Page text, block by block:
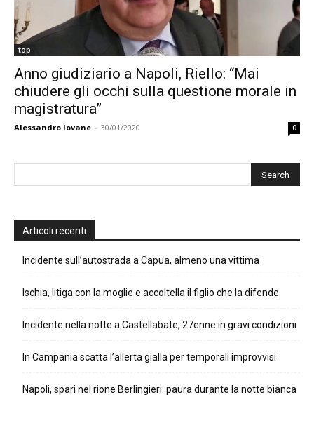
top
Anno giudiziario a Napoli, Riello: “Mai
chiudere gli occhi sulla questione morale in
magistratura”
Alessandro Iovane - 30/01/2020 0
Articoli recenti
Incidente sull’autostrada a Capua, almeno una vittima
Ischia, litiga con la moglie e accoltella il figlio che la difende
Incidente nella notte a Castellabate, 27enne in gravi condizioni
In Campania scatta l’allerta gialla per temporali improvvisi
Napoli, spari nel rione Berlingieri: paura durante la notte bianca